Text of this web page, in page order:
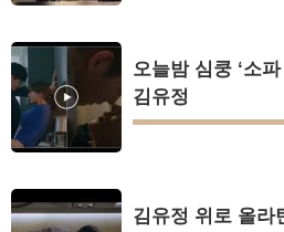
오늘밤 심쿵 ‘소
김유정
김유정 위로 올라